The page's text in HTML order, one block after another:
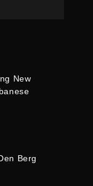
New
Berg